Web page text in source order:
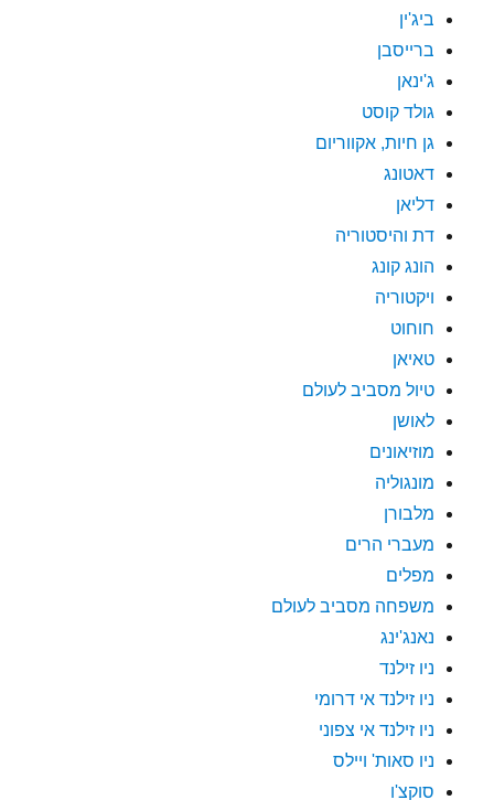
ביג'ין
ברייסבן
ג'ינאן
גולד קוסט
גן חיות, אקווריום
דאטונג
דליאן
דת והיסטוריה
הונג קונג
ויקטוריה
חוחוט
טאיאן
טיול מסביב לעולם
לאושן
מוזיאונים
מונגוליה
מלבורן
מעברי הרים
מפלים
משפחה מסביב לעולם
נאנג'ינג
ניו זילנד
ניו זילנד אי דרומי
ניו זילנד אי צפוני
ניו סאות' ויילס
סוקצ'ו